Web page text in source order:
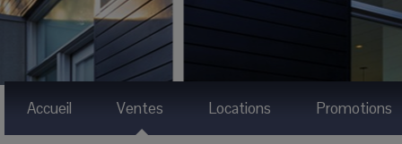
Accueil Ventes Locations Promotions